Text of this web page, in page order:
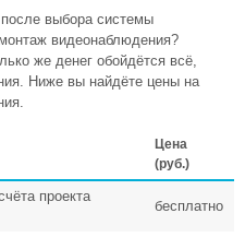
после выбора системы
видеонаблюдения?
же денег обойдётся всё,
Ниже вы найдёте цены на
Цена
(руб.)
проекта
бесплатно